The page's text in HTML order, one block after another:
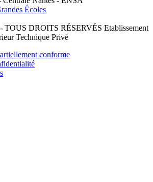
DROITS RÉSERVÉS Etablissement
Technique Privé
conforme